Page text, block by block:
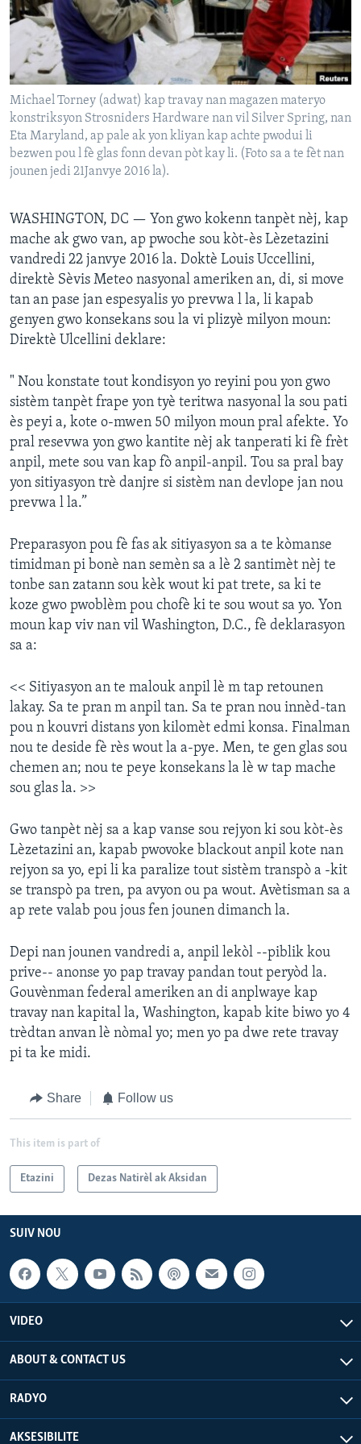
Languages
Michael Torney (adwat) kap travay nan magazen materyo
konstriksyon Strosniders Hardware nan vil Silver Spring, nan
Eta Maryland, ap pale ak yon kliyan kap achte pwodui li
bezwen pou l fè glas fonn devan pòt kay li. (Foto sa a te fèt nan
jounen jedi 21Janvye 2016 la).
WASHINGTON, DC — Yon gwo kokenn tanpèt nèj, kap
mache ak gwo van, ap pwoche sou kòt-ès Lèzetazini
vandredi 22 janvye 2016 la. Doktè Louis Uccellini,
direktè Sèvis Meteo nasyonal ameriken an, di, si move
tan an pase jan espesyalis yo prevwa l la, li kapab
genyen gwo konsekans sou la vi plizyè milyon moun:
Direktè Ulcellini deklare:
" Nou konstate tout kondisyon yo reyini pou yon gwo
sistèm tanpèt frape yon tyè teritwa nasyonal la sou pati
ès peyi a, kote o-mwen 50 milyon moun pral afekte. Yo
pral resevwa yon gwo kantite nèj ak tanperati ki fè frèt
anpil, mete sou van kap fò anpil-anpil. Tou sa pral bay
yon sitiyasyon trè danjre si sistèm nan devlope jan nou
prevwa l la.”
Preparasyon pou fè fas ak sitiyasyon sa a te kòmanse
timidman pi bonè nan semèn sa a lè 2 santimèt nèj te
tonbe san zatann sou kèk wout ki pat trete, sa ki te
koze gwo pwoblèm pou chofè ki te sou wout sa yo. Yon
moun kap viv nan vil Washington, D.C., fè deklarasyon
sa a:
<< Sitiyasyon an te malouk anpil lè m tap retounen
lakay. Sa te pran m anpil tan. Sa te pran nou innèd-tan
pou n kouvri distans yon kilomèt edmi konsa. Finalman
nou te deside fè rès wout la a-pye. Men, te gen glas sou
chemen an; nou te peye konsekans la lè w tap mache
sou glas la. >>
Gwo tanpèt nèj sa a kap vanse sou rejyon ki sou kòt-ès
Lèzetazini an, kapab pwovoke blackout anpil kote nan
rejyon sa yo, epi li ka paralize tout sistèm transpò a -kit
se transpò pa tren, pa avyon ou pa wout. Avètisman sa a
ap rete valab pou jous fen jounen dimanch la.
Depi nan jounen vandredi a, anpil lekòl --piblik kou
prive-- anonse yo pap travay pandan tout peryòd la.
Gouvènman federal ameriken an di anplwaye kap
travay nan kapital la, Washington, kapab kite biwo yo 4
trèdtan anvan lè nòmal yo; men yo pa dwe rete travay
pi ta ke midi.
Share Follow us
This item is part of
Etazini Dezas Natirèl ak Aksidan
SUIV NOU
VIDEO
ABOUT & CONTACT US
RADYO
AKSESIBILITE